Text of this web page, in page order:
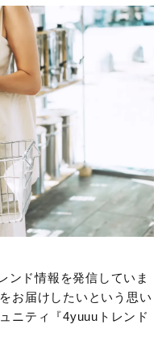
ンド情報を発信していま
お届けしたいという思い
ニティ『4yuuuトレンド